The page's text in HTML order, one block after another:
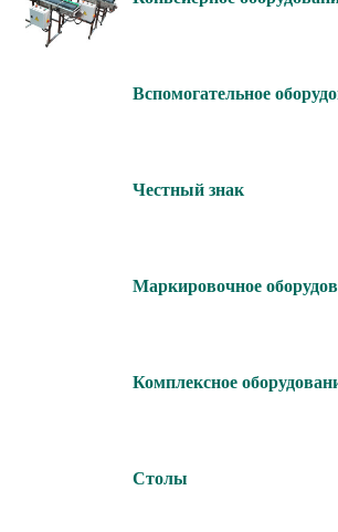
Вспомогательное
Честный знак
Маркировочное
Комплексное
Столы